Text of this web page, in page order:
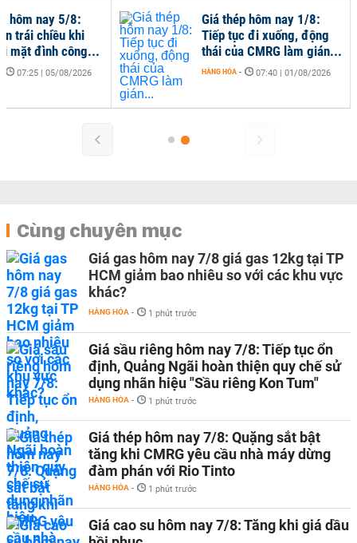
hôm nay 5/8:
trái chiều khi
mặt đình công...
07:25 | 05/08/2026
Giá thép hôm nay 1/8:
Tiếp tục đi xuống, động
thái của CMRG làm gián...
HÀNG HÓA - 07:40 | 01/08/2026
Cùng chuyên mục
Giá gas hôm nay 7/8 giá gas 12kg tại TP
HCM giảm bao nhiêu so với các khu vực
khác?
HÀNG HÓA - 1 phút trước
Giá sầu riêng hôm nay 7/8: Tiếp tục ổn
định, Quảng Ngãi hoàn thiện quy chế sử
dụng nhãn hiệu "Sầu riêng Kon Tum"
HÀNG HÓA - 1 phút trước
Giá thép hôm nay 7/8: Quặng sắt bật
tăng khi CMRG yêu cầu nhà máy dừng
đàm phán với Rio Tinto
HÀNG HÓA - 1 phút trước
Giá cao su hôm nay 7/8: Tăng khi giá dầu